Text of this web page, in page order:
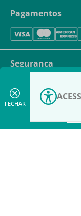
Este site utiliza
experiência. Ao
a nossapolítica
Pagamentos
Segurança
FECHAR